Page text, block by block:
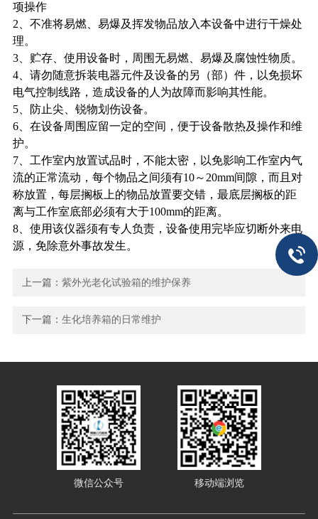
项操作
2、不准将易燃、易爆及挥发物品放入本设备中进行干燥处
理。
3、贮存、使用设备时，周围无易燃、易爆及腐蚀性物质。
4、请勿随意拆装电器元件及设备的另（部）件，以免损坏
电气控制线路，造成设备的人为故障而影响其性能。
5、防止尖、锐物划伤设备。
6、在设备周围应留一定的空间，便于设备散热及操作和维
护。
7、工作室内放置试品时，不能太密，以免影响工作室内气
流的正常流动，每个物品之间须有10～20mm间隙，而且对
称放置，每层搁板上的物品放置要交错，最底层搁板的距
离与工作室底部必须有大于100mm的距离。
8、使用该仪器须有专人负责，设备使用完毕应切断外来电
源，免除意外事故发生。
上一篇：紫外光老化试验箱的维护保养
下一篇：生化培养箱的日常维护
微信公众号 移动端浏览